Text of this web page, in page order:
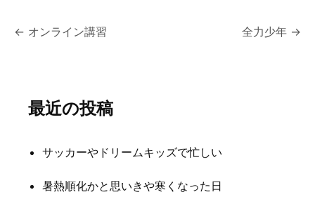
投
ビ
シ
← オンライン講習 全力少年 →
最近の投稿
サッカーやドリームキッズで忙しい
暑熱順化かと思いきや寒くなった日